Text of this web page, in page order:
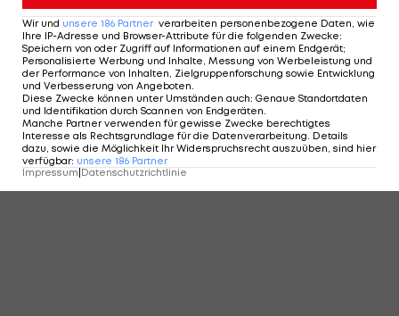
Wir und unsere 186 Partner verarbeiten personenbezogene Daten, wie
Ihre IP-Adresse und Browser-Attribute für die folgenden Zwecke:
Speichern von oder Zugriff auf Informationen auf einem Endgerät;
Personalisierte Werbung und Inhalte, Messung von Werbeleistung und
der Performance von Inhalten, Zielgruppenforschung sowie Entwicklung
und Verbesserung von Angeboten.
Diese Zwecke können unter Umständen auch: Genaue Standortdaten
und Identifikation durch Scannen von Endgeräten.
Manche Partner verwenden für gewisse Zwecke berechtigtes
Interesse als Rechtsgrundlage für die Datenverarbeitung. Details
dazu, sowie die Möglichkeit Ihr Widerspruchsrecht auszuüben, sind hier
verfügbar: unsere 186 Partner
Impressum Datenschutzrichtlinie